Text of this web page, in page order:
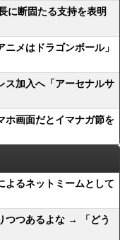
に断固たる支持を表明
メはドラゴンボール」
ス加入へ「アーセナルサ
ホ画面だとイマナガ節を
よるネットミームとして
つつあるよな → 「どう